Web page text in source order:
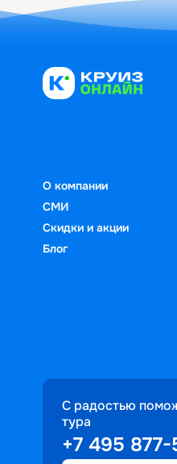
О компании
СМИ
Скидки и акции
Блог
С радостью
тура
+7 495